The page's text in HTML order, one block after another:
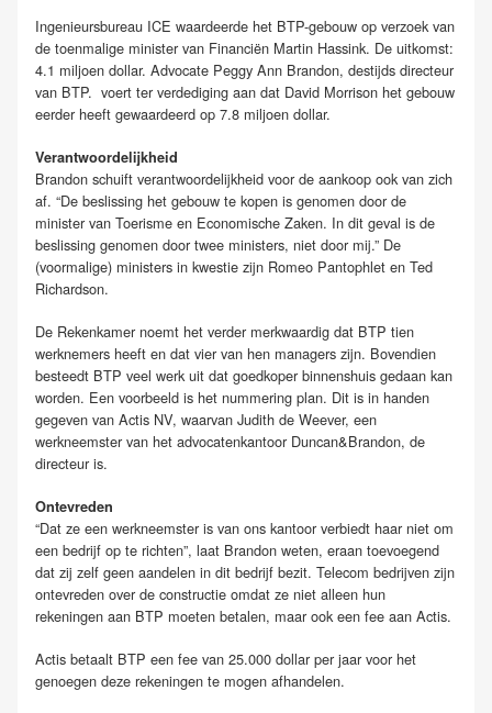
Ingenieursbureau ICE waardeerde het BTP-gebouw op verzoek van
de toenmalige minister van Financiën Martin Hassink. De uitkomst:
4.1 miljoen dollar. Advocate Peggy Ann Brandon, destijds directeur
van BTP. voert ter verdediging aan dat David Morrison het gebouw
eerder heeft gewaardeerd op 7.8 miljoen dollar.
Verantwoordelijkheid
Brandon schuift verantwoordelijkheid voor de aankoop ook van zich
af. “De beslissing het gebouw te kopen is genomen door de
minister van Toerisme en Economische Zaken. In dit geval is de
beslissing genomen door twee ministers, niet door mij.” De
(voormalige) ministers in kwestie zijn Romeo Pantophlet en Ted
Richardson.
De Rekenkamer noemt het verder merkwaardig dat BTP tien
werknemers heeft en dat vier van hen managers zijn. Bovendien
besteedt BTP veel werk uit dat goedkoper binnenshuis gedaan kan
worden. Een voorbeeld is het nummering plan. Dit is in handen
gegeven van Actis NV, waarvan Judith de Weever, een
werkneemster van het advocatenkantoor Duncan&Brandon, de
directeur is.
Ontevreden
“Dat ze een werkneemster is van ons kantoor verbiedt haar niet om
een bedrijf op te richten”, laat Brandon weten, eraan toevoegend
dat zij zelf geen aandelen in dit bedrijf bezit. Telecom bedrijven zijn
ontevreden over de constructie omdat ze niet alleen hun
rekeningen aan BTP moeten betalen, maar ook een fee aan Actis.
Actis betaalt BTP een fee van 25.000 dollar per jaar voor het
genoegen deze rekeningen te mogen afhandelen.